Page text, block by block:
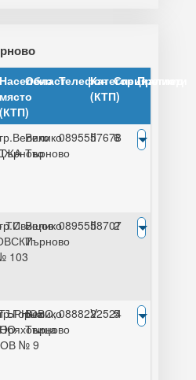
Населено
място
(КТП)
ОбластТелефонКатегория
(КТП)
Специалисти
Преглед
гр.Велико
Велико
Търново
0895557678
II 6
ТИ
103
Велико
Търново
0895558707
II 2
№ 9
Велико
Търново
0888222524
V 5